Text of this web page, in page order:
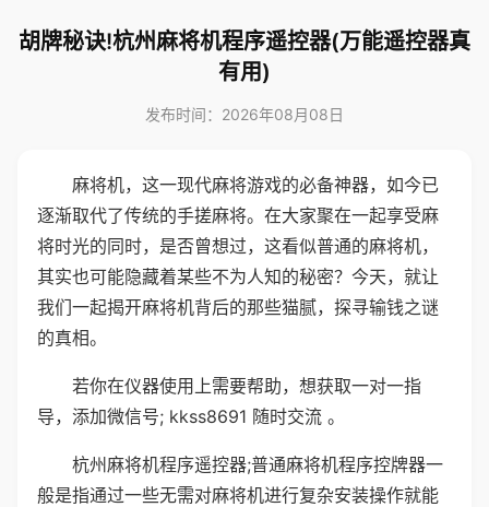
胡牌秘诀!杭州麻将机程序遥控器(万能遥控器真
有用)
发布时间：2026年08月08日
麻将机，这一现代麻将游戏的必备神器，如今已
逐渐取代了传统的手搓麻将。在大家聚在一起享受麻
将时光的同时，是否曾想过，这看似普通的麻将机，
其实也可能隐藏着某些不为人知的秘密？今天，就让
我们一起揭开麻将机背后的那些猫腻，探寻输钱之谜
的真相。
若你在仪器使用上需要帮助，想获取一对一指
导，添加微信号; kkss8691 随时交流 。
杭州麻将机程序遥控器;普通麻将机程序控牌器一
般是指通过一些无需对麻将机进行复杂安装操作就能